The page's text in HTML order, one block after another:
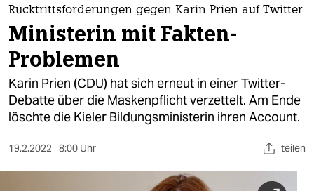
themen
politik
öko
gesellschaft
sport
Rücktrittsforderungen gegen Karin Prien auf Twitter
Ministerin mit Fakten-
Problemen
Karin Prien (CDU) hat sich erneut in einer Twitter-
Debatte über die Maskenpflicht verzettelt. Am Ende
löschte die Kieler Bildungsministerin ihren Account.
19.2.2022 8:00 Uhr teilen